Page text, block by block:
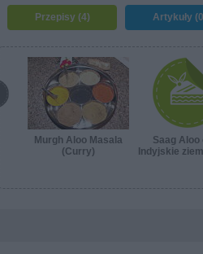
Przepisy (4) Artykuły
Murgh Aloo Masala
(Curry)
Saag Aloo
Indyjskie